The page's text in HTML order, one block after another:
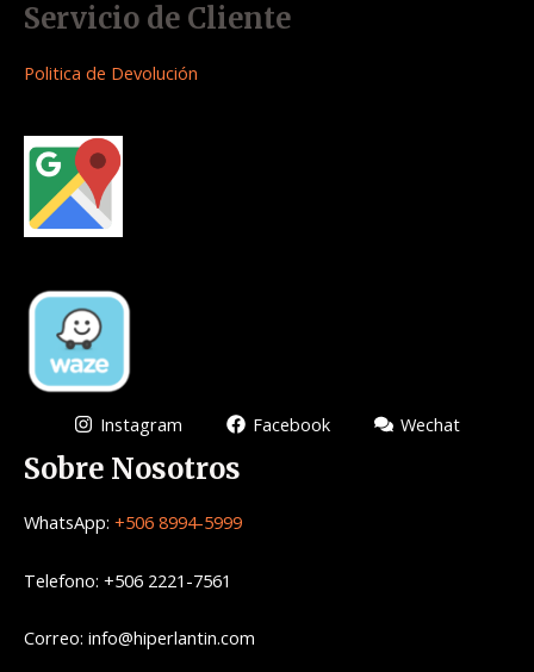
Servicio de Cliente
Politica de Devolución
Instagram Facebook Wechat
Sobre Nosotros
WhatsApp: +506 8994-5999
Telefono: +506 2221-7561
Correo: info@hiperlantin.com